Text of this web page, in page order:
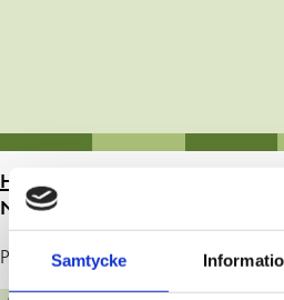
Samtycke
HEM>
NORRA
NÄSTA KLAR – SE VIDEON
Publicerad : 29.06.2026